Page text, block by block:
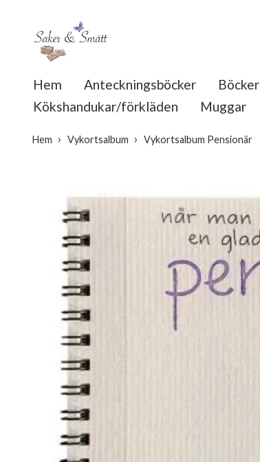
Hem Anteckningsböcker Böcker
Kökshandukar/förkläden
Muggar
Hem Vykortsalbum Vykortsalbum Pensionär